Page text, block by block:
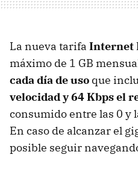
La nueva tarifa Internet
máximo de 1 GB
cada día de uso que
velocidad y 64 Kbps el
consumido entre las 0 y
En caso de alcanzar el
posible seguir